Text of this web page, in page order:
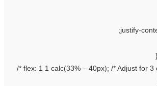
flex: 1 1 calc(33% – 40px); /* Adjust